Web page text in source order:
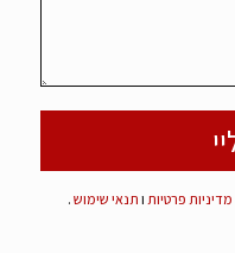
מדיניות פרטיות ו תנאי שימוש .